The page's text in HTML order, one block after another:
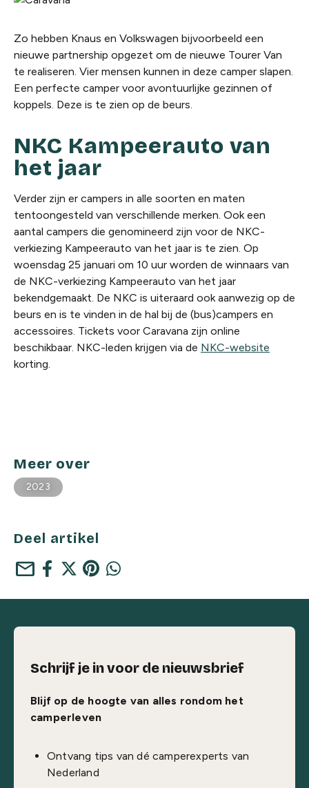
Zo hebben Knaus en Volkswagen bijvoorbeeld een
nieuwe partnership opgezet om de nieuwe Tourer Van
te realiseren. Vier mensen kunnen in deze camper slapen.
Een perfecte camper voor avontuurlijke gezinnen of
koppels. Deze is te zien op de beurs.
NKC Kampeerauto van
het jaar
Verder zijn er campers in alle soorten en maten
tentoongesteld van verschillende merken. Ook een
aantal campers die genomineerd zijn voor de NKC-
verkiezing Kampeerauto van het jaar is te zien. Op
woensdag 25 januari om 10 uur worden de winnaars van
de NKC-verkiezing Kampeerauto van het jaar
bekendgemaakt. De NKC is uiteraard ook aanwezig op de
beurs en is te vinden in de hal bij de (bus)campers en
accessoires. Tickets voor Caravana zijn online
beschikbaar. NKC-leden krijgen via de NKC-website
korting.
Meer over
2023
Deel artikel
mail
Schrijf je in voor de nieuwsbrief
Blijf op de hoogte van alles rondom het
camperleven
Ontvang tips van dé camperexperts van
Nederland